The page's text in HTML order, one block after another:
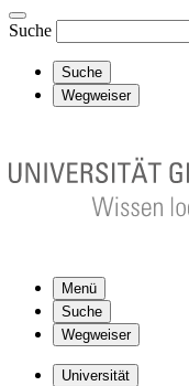
Suche
Suche
Wegweiser
Menü
Suche
Wegweiser
Universität